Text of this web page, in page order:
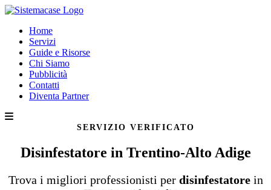
Home
Servizi
Guide e Risorse
Chi Siamo
Pubblicità
Contatti
Diventa Partner
SERVIZIO VERIFICATO
Disinfestatore in Trentino-Alto Adige
Trova i migliori professionisti per disinfestatore in